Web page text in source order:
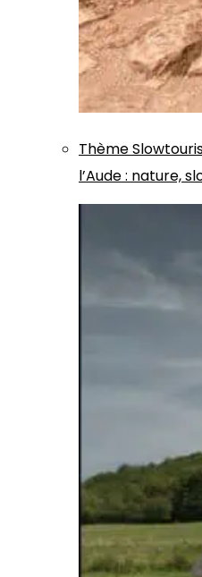
Thème
l’Aude : nature,